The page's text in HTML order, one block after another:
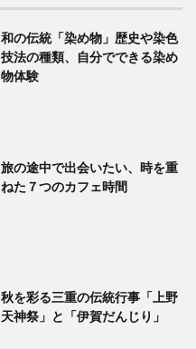
和の伝統「染め物」歴史や染色
技法の種類、自分でできる染め
物体験
旅の途中で出会いたい、時を重
ねた７つのカフェ時間
秋を彩る三重の伝統行事「上野
天神祭」と「伊賀だんじり」